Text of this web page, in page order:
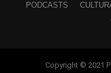
PODCASTS
Copyright © 2021